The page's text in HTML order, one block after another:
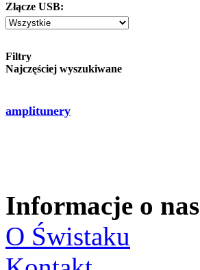
Złącze USB:
Filtry
Najczęściej wyszukiwane
amplitunery
Informacje o nas
O Świstaku